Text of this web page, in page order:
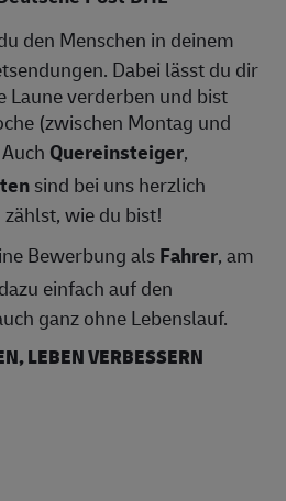
den Menschen in deinem
Dabei lässt du dir
Laune verderben und bist
(zwischen Montag und
Quereinsteiger,
sind bei uns herzlich
wie du bist!
Bewerbung alsFahrer, am
einfach auf den
ganz ohne Lebenslauf.
LEBEN VERBESSERN